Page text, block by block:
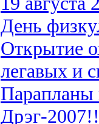
День
Открытие
легавых и
Парапланы
Дрэг-